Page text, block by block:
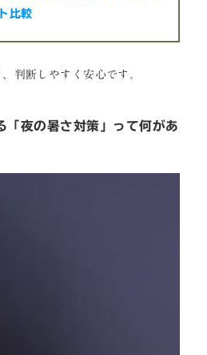
比較
判断しやすく安心です。
「夜の暑さ対策」って何があ